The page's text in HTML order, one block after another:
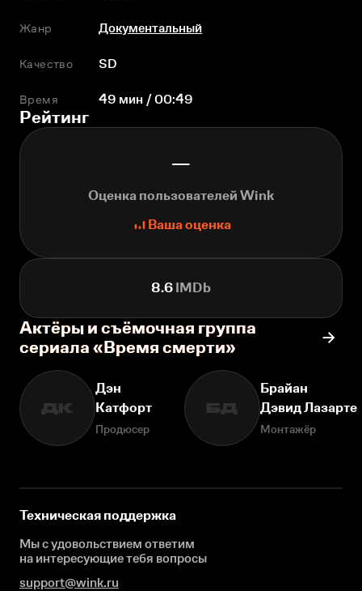
Жанр Документальный
Качество SD
Время 49 мин / 00:49
Рейтинг
—
Оценка пользователей Wink
Ваша оценка
8.6 IMDb
Актёры и съёмочная группа
сериала «Время смерти»
ДК
Дэн
Катфорт
Продюсер
БД
Брайан
Дэвид Лазарте
Монтажёр
Техническая поддержка
Мы с удовольствием ответим
на интересующиетебя вопросы
support@wink.ru